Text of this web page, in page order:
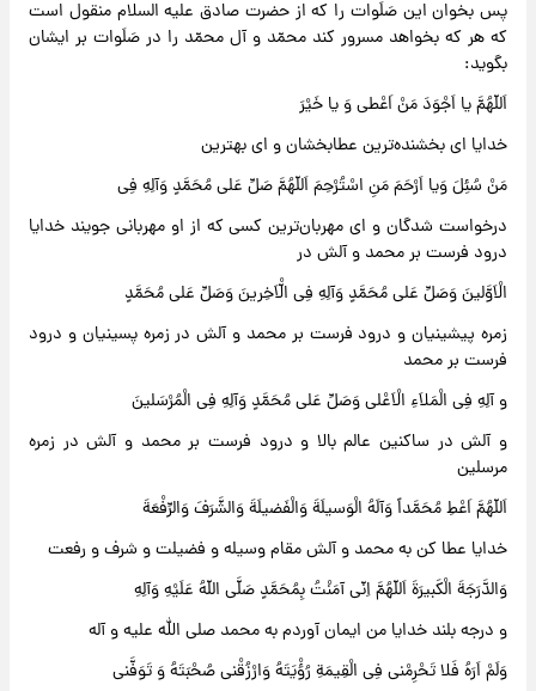
پس بخوان این صَلَوات را که از حضرت صادق علیه السلام منقول است
که هر که بخواهد مسرور کند محمّد و آل محمّد را در صَلَوات بر ایشان
بگوید:
اَللّهُمَّ یا اَجْوَدَ مَنْ اَعْطی وَ یا خَیْرَ
خدایا ای بخشنده‌ترین عطابخشان و ای بهترین
مَنْ سُئِلَ وَیا اَرْحَمَ مَنِ اسْتُرْحِمَ اَللّهُمَّ صَلِّ عَلی مُحَمَّدٍ وَآلِهِ فِی
درخواست شدگان و ای مهربان‌ترین کسی که از او مهربانی جویند خدایا
درود فرست بر محمد و آلش در
الْاَوَّلینَ وَصَلِّ عَلی مُحَمَّدٍ وَآلِهِ فِی الّْاَخِرینَ وَصَلِّ عَلی مُحَمَّدٍ
زمره پیشینیان و درود فرست بر محمد و آلش در زمره پسینیان و درود
فرست بر محمد
و آلِهِ فِی الْمَلاَءِ الْاَعْلی وَصَلِّ عَلی مُحَمَّدٍ وَآلِهِ فِی الْمُرْسَلینَ
و آلش در ساکنین عالم بالا و درود فرست بر محمد و آلش در زمره
مرسلین
اَللّهُمَّ اَعْطِ مُحَمَّداً وَآلَهُ الْوَسیلَةَ وَالْفَضیلَةَ وَالشَّرَفَ وَالرِّفْعَةَ
خدایا عطا کن به محمد و آلش مقام وسیله و فضیلت و شرف و رفعت
وَالدَّرَجَةَ الْکَبیرَةَ اَللّهُمَّ اِنّی آمَنْتُ بِمُحَمَّدٍ صَلَّی اللّهُ عَلَیْهِ وَآلِهِ
و درجه بلند خدایا من ایمان آوردم به محمد صلی الله علیه و آله
وَلَمْ اَرَهُ فَلا تَحْرِمْنی فِی الْقِیمَةِ رُؤْیَتَهُ وَارْزُقْنی صُحْبَتَهُ وَ تَوَفَّنی